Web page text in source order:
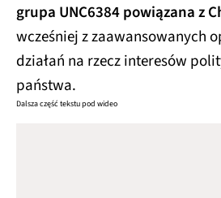
grupa UNC6384 powiązana z
wcześniej z zaawansowanych
działań na rzecz interesów
państwa.
Dalsza część tekstu pod wideo